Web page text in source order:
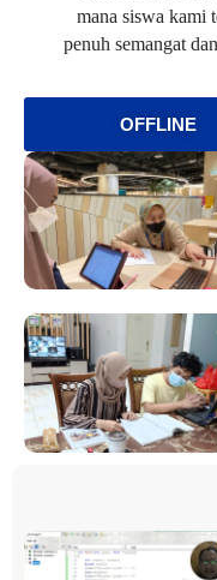
mana siswa kami
penuh semangat
OFFLINE